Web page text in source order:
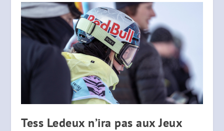
Tess Ledeux n’ira pas aux Jeux